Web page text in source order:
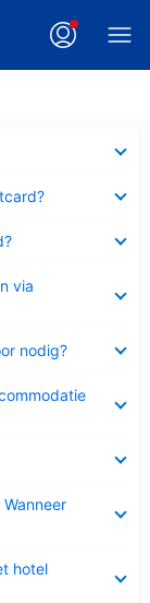
via
nodig?
hotel